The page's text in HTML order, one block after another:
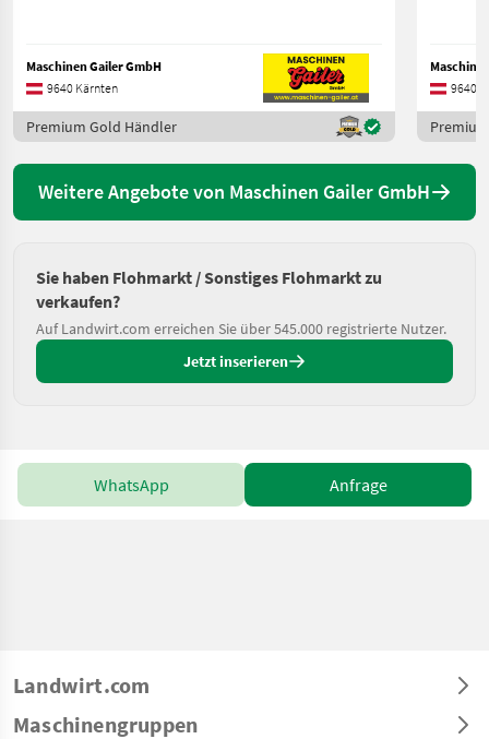
Maschinen Gailer GmbH
9640 Kärnten
Premium Gold Händler
9640
Weitere Angebote von Maschinen Gailer GmbH
Sie haben Flohmarkt / Sonstiges Flohmarkt zu
verkaufen?
Auf Landwirt.com erreichen Sie über 545.000 registrierte Nutzer.
Jetzt inserieren
WhatsApp Anfrage
Landwirt.com
Maschinengruppen